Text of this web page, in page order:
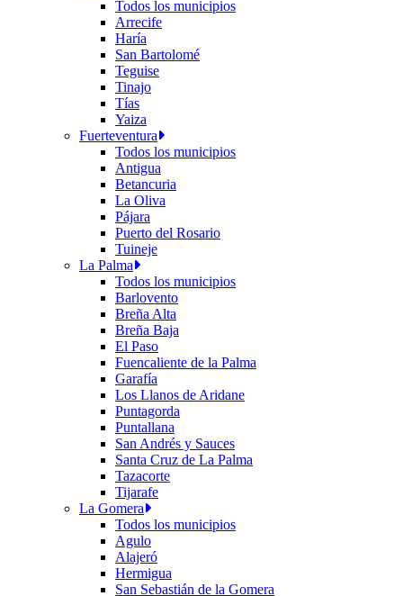
Todos los municipios
Arrecife
Haría
San Bartolomé
Teguise
Tinajo
Tías
Yaiza
Fuerteventura
Todos los municipios
Antigua
Betancuria
La Oliva
Pájara
Puerto del Rosario
Tuineje
La Palma
Todos los municipios
Barlovento
Breña Alta
Breña Baja
El Paso
Fuencaliente de la Palma
Garafía
Los Llanos de Aridane
Puntagorda
Puntallana
San Andrés y Sauces
Santa Cruz de La Palma
Tazacorte
Tijarafe
La Gomera
Todos los municipios
Agulo
Alajeró
Hermigua
San Sebastián de la Gomera